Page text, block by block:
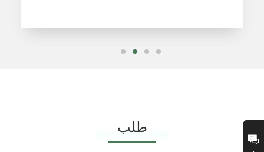
طلب
Applications of BOPP Tape in Packaging